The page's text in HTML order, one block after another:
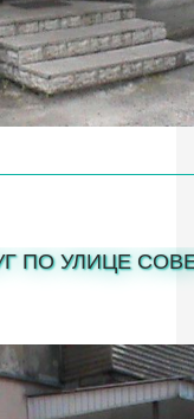
ПО УЛИЦЕ